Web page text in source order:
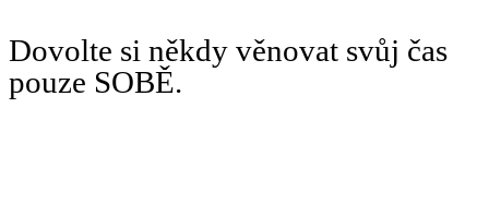
Dovolte si někdy věnovat svůj čas
pouze SOBĚ.